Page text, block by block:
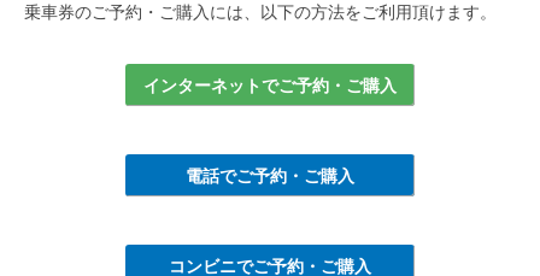
乗車券のご予約・ご購入には、以下の方法をご利用頂けます。
インターネットでご予約・ご購入
電話でご予約・ご購入
コンビニでご予約・ご購入